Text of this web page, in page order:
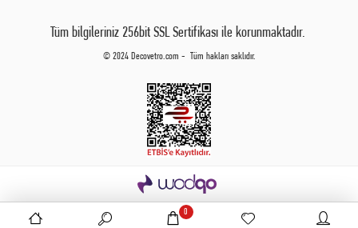
Tüm bilgileriniz 256bit SSL Sertifikası ile korunmaktadır.
© 2024 Decovetro.com - Tüm hakları saklıdır.
0